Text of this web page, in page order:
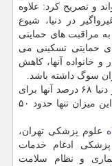
و تصریح کرد: علاوه
در دنیا، شیوع
واگیر همچون کووید-۱۹، نیاز به مراقبت های حمایتی
حمایتی تسکینی می
و خانواده آنها، کاهش
سوگ داشته باشد.
وی اشاره کرد: در سال ۲۰۱۹، از ۱۹۴ کشور دنیا ۶۸ درصد آنها برای
مراقبت تسکینی بودجه تخصیص داده اند که این میزان تنها حدود ۵۰
علوم پزشکی تهران،
ادغام خدمات
و نظام سلامت